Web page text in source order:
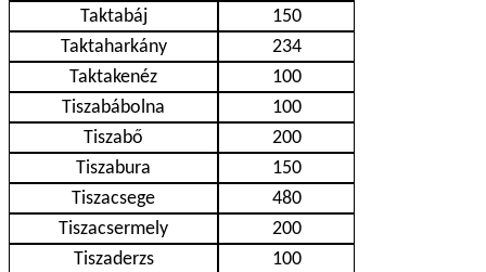
Taktabáj
150
Taktaharkány
234
Taktakenéz
100
Tiszabábolna
100
Tiszabő
200
Tiszabura
150
Tiszacsege
480
Tiszacsermely
200
Tiszaderzs
100